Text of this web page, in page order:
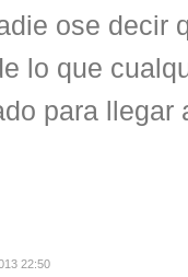
ose decir
lo que
para llegar
22:50